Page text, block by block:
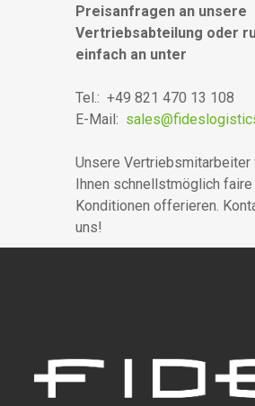
Preisanfragen an unsere
Vertriebsabteilung oder
einfach an unter
Tel.: +49 821 470 13 108
E-Mail:
Unsere Vertriebsmitarbeiter
Ihnen schnellstmöglich faire
Konditionen offerieren.
uns!